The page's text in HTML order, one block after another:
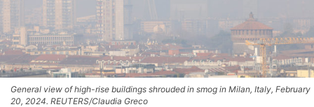
General view of high-rise buildings shrouded in smog in Milan, Italy, February
20, 2024. REUTERS/Claudia Greco